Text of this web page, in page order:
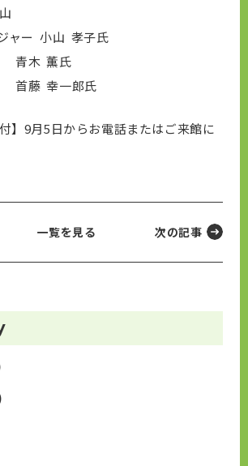
ー 小山 孝子氏
木 薫氏
幸一郎氏
】9月5日からお電話またはご来館に
一覧を見る 次の記事